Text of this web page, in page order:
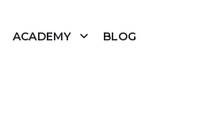
ACADEMY BLOG